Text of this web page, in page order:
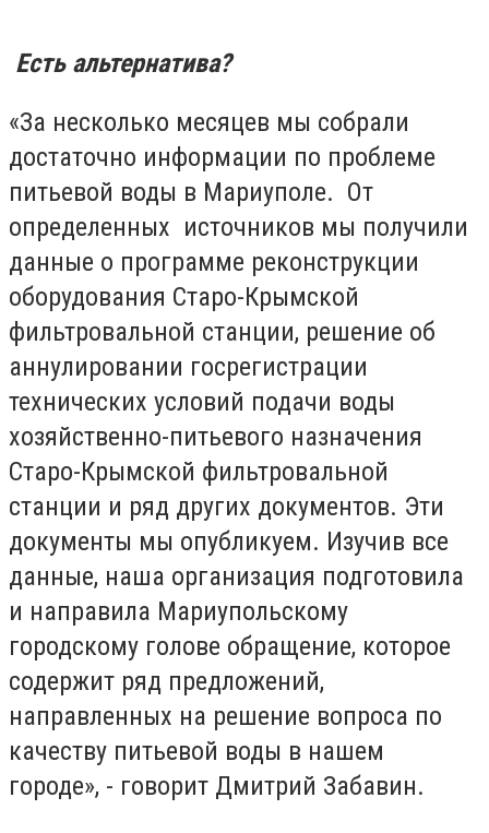
Есть альтернатива?
«За несколько месяцев мы собрали
достаточно информации по проблеме
питьевой воды в Мариуполе. От
определенных источников мы получили
данные о программе реконструкции
оборудования Старо-Крымской
фильтровальной станции, решение об
аннулировании госрегистрации
технических условий подачи воды
хозяйственно-питьевого назначения
Старо-Крымской фильтровальной
станции и ряд других документов. Эти
документы мы опубликуем. Изучив все
данные, наша организация подготовила
и направила Мариупольскому
городскому голове обращение, которое
содержит ряд предложений,
направленных на решение вопроса по
качеству питьевой воды в нашем
городе», - говорит Дмитрий Забавин.